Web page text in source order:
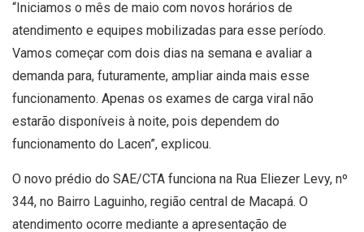
“Iniciamos o mês de maio com novos horários de
atendimento e equipes mobilizadas para esse período.
Vamos começar com dois dias na semana e avaliar a
demanda para, futuramente, ampliar ainda mais esse
funcionamento. Apenas os exames de carga viral não
estarão disponíveis à noite, pois dependem do
funcionamento do Lacen”, explicou.
O novo prédio do SAE/CTA funciona na Rua Eliezer Levy, nº
344, no Bairro Laguinho, região central de Macapá. O
atendimento ocorre mediante a apresentação de